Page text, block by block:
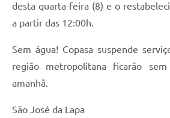
desta quarta-feira (8) e o
a partir das 12:00h.
Sem água! Copasa suspende
região metropolitana ficarão
amanhã.
São José da Lapa